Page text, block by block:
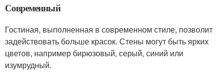
Современный
Гостиная, выполненная в современном стиле, позволит
задействовать больше красок. Стены могут быть ярких
цветов, например бирюзовый, серый, синий или
изумрудный.